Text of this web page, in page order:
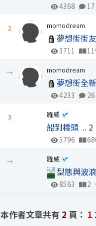
4368 17
2 momodream
夢想街街
3711
→ momodream
夢想街全
4233 26
3 羅威
船到橋頭 .. 2
5796
→ 羅威
型態與波
8563 2
本作者文章共有 2 頁： 1